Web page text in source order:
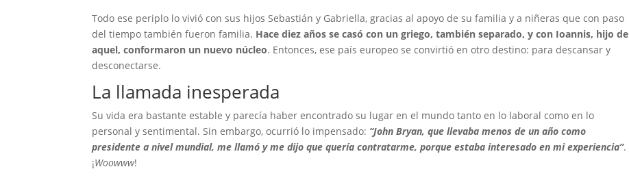
Todo ese periplo lo vivió con sus hijos Sebastián y Gabriella, gracias al apoyo de su familia y a niñeras que con paso
del tiempo también fueron familia. Hace diez años se casó con un griego, también separado, y con Ioannis, hijo de
aquel, conformaron un nuevo núcleo. Entonces, ese país europeo se convirtió en otro destino: para descansar y
desconectarse.
La llamada inesperada
Su vida era bastante estable y parecía haber encontrado su lugar en el mundo tanto en lo laboral como en lo
personal y sentimental. Sin embargo, ocurrió lo impensado: “John Bryan, que llevaba menos de un año como
presidente a nivel mundial, me llamó y me dijo que quería contratarme, porque estaba interesado en mi experiencia”.
¡Woowww!